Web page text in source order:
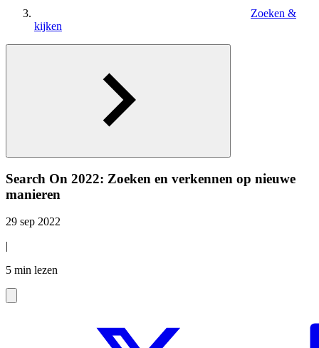
Zoeken &
kijken
Search On 2022: Zoeken en verkennen op nieuwe
manieren
29 sep 2022
|
5 min lezen